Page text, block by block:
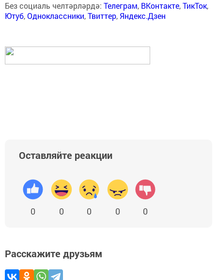
Без социаль челтәрләрдә: Телеграм, ВКонтакте,ТикТок,
Ютуб,Одноклассники,Твиттер, Яндекс.Дзен
Оставляйте реакции
0 0 0 0 0
Расскажите друзьям